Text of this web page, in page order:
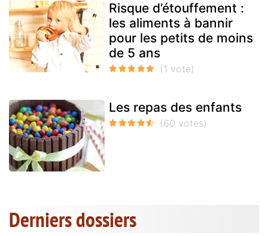
Risque d’étouffement :
les aliments à bannir
pour les petits de moins
de 5 ans
Les repas des enfants
Derniers dossiers